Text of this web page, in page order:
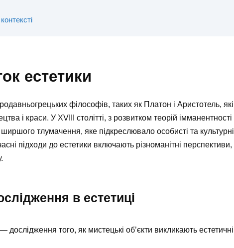
естетики
філософів, таких як Платон і Аристотель, які
і краси. У XVIII столітті, з розвитком теорій імманентності
ширшого тлумачення, яке підкреслювало особисті та культурні
підходи до естетики включають різноманітні перспективи,
в естетиці
— дослідження того, як мистецькі об’єкти викликають естетичні